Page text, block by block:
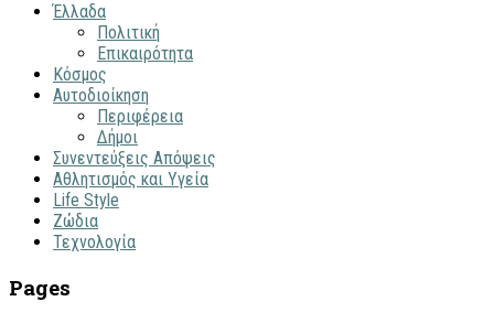
Έλλαδα
Πολιτική
Επικαιρότητα
Κόσμος
Αυτοδιοίκηση
Περιφέρεια
Δήμοι
Συνεντεύξεις Απόψεις
Αθλητισμός και Υγεία
Life Style
Ζώδια
Τεχνολογία
Pages